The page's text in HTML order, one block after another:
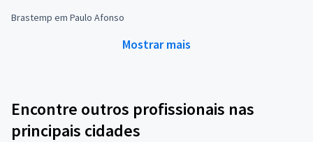
Brastemp em Paulo Afonso
Mostrar mais
Encontre outros profissionais nas
principais cidades